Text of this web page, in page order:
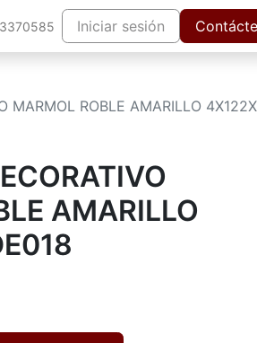
Iniciar sesión
MARMOL ROBLE AMARILLO
AMARILLO